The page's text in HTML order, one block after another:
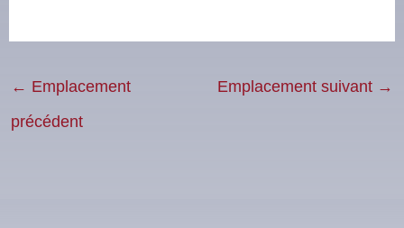
← Emplacement
précédent
Emplacement suivant →